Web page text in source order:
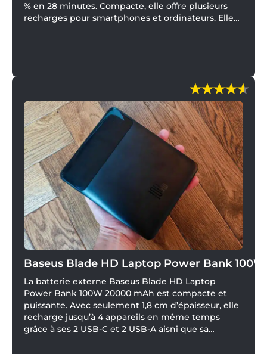
% en 28 minutes. Compacte, elle offre plusieurs
recharges pour smartphones et ordinateurs. Elle
Baseus Blade HD Laptop Power Bank
La batterie externe Baseus Blade HD Laptop
Power Bank 100W 20000 mAh est compacte et
puissante. Avec seulement 1,8 cm d’épaisseur, elle
recharge jusqu’à 4 appareils en même temps
grâce à ses 2 USB-C et 2 USB-A aisni que sa